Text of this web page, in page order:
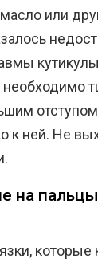
или
к ней. Не
на
которые